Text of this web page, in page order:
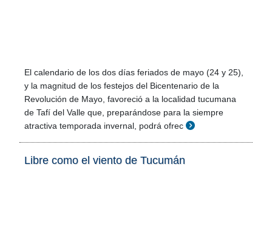
El calendario de los dos días feriados de mayo (24 y 25),
y la magnitud de los festejos del Bicentenario de la
Revolución de Mayo, favoreció a la localidad tucumana
de Tafí del Valle que, preparándose para la siempre
atractiva temporada invernal, podrá ofrec
Libre como el viento de Tucumán